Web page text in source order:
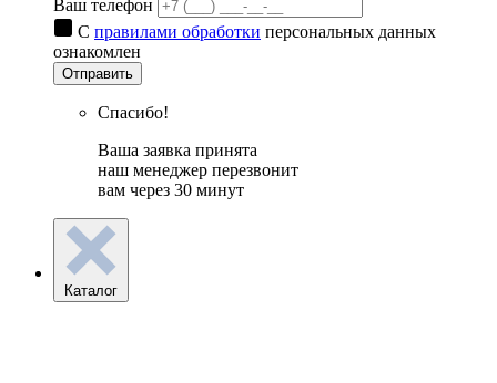
Ваш телефон
С правилами обработки персональных данных
ознакомлен
Отправить
Спасибо!
Ваша заявка принята
наш менеджер перезвонит
вам через 30 минут
Каталог